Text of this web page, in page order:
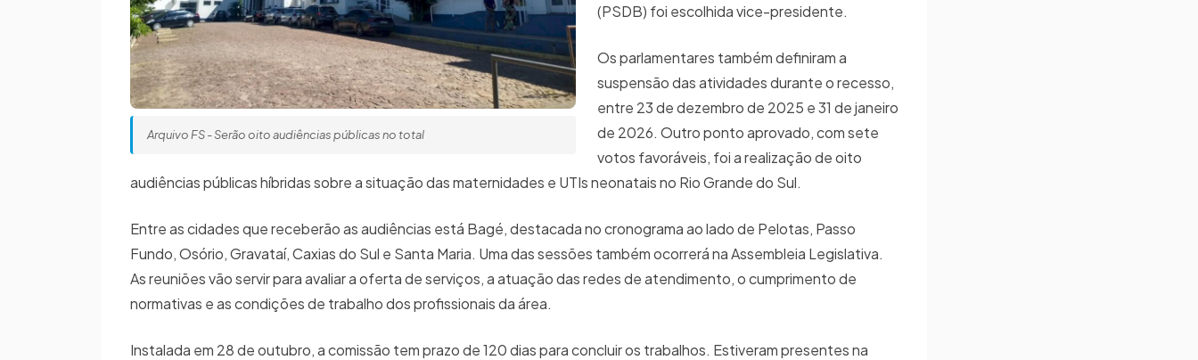
Arquivo FS - Serão oito audiências públicas no total
(PSDB) foi escolhida vice-presidente.
Os parlamentares também definiram a
suspensão das atividades durante o recesso,
entre 23 de dezembro de 2025 e 31 de janeiro
de 2026. Outro ponto aprovado, com sete
votos favoráveis, foi a realização de oito
audiências públicas híbridas sobre a situação das maternidades e UTIs neonatais no Rio Grande do Sul.
Entre as cidades que receberão as audiências está Bagé, destacada no cronograma ao lado de Pelotas, Passo
Fundo, Osório, Gravataí, Caxias do Sul e Santa Maria. Uma das sessões também ocorrerá na Assembleia Legislativa.
As reuniões vão servir para avaliar a oferta de serviços, a atuação das redes de atendimento, o cumprimento de
normativas e as condições de trabalho dos profissionais da área.
Instalada em 28 de outubro, a comissão tem prazo de 120 dias para concluir os trabalhos. Estiveram presentes na